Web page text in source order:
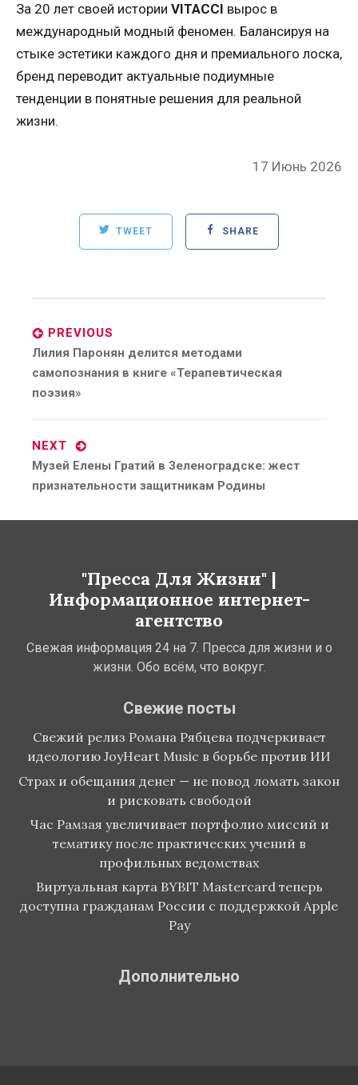
За 20 лет своей истории VITACCI вырос в
международный модный феномен. Балансируя на
стыке эстетики каждого дня и премиального лоска,
бренд переводит актуальные подиумные
тенденции в понятные решения для реальной
жизни.
Posted
17 Июнь 2026
TWEET SHARE
navigation
PREVIOUS
Previous
post:
Лилия Паронян делится методами
самопознания в книге «Терапевтическая
поэзия»
NEXT
Next
post:
Музей Елены Гратий в Зеленоградске: жест
признательности защитникам Родины
"Пресса Для Жизни" |
Информационное интернет-
агентство
Свежая информация 24 на 7. Пресса для жизни и о
жизни. Обо всём, что вокруг.
Свежие посты
Свежий релиз Романа Рябцева подчеркивает
идеологию JoyHeart Music в борьбе против ИИ
Страх и обещания денег — не повод ломать закон
и рисковать свободой
Час Рамзая увеличивает портфолио миссий и
тематику после практических учений в
профильных ведомствах
Виртуальная карта BYBIT Mastercard теперь
доступна гражданам России с поддержкой Apple
Pay
Дополнительно